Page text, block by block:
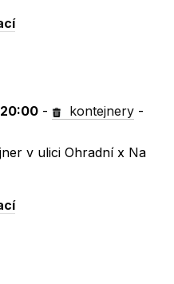
- kontejnery -
v ulici Ohradní x Na